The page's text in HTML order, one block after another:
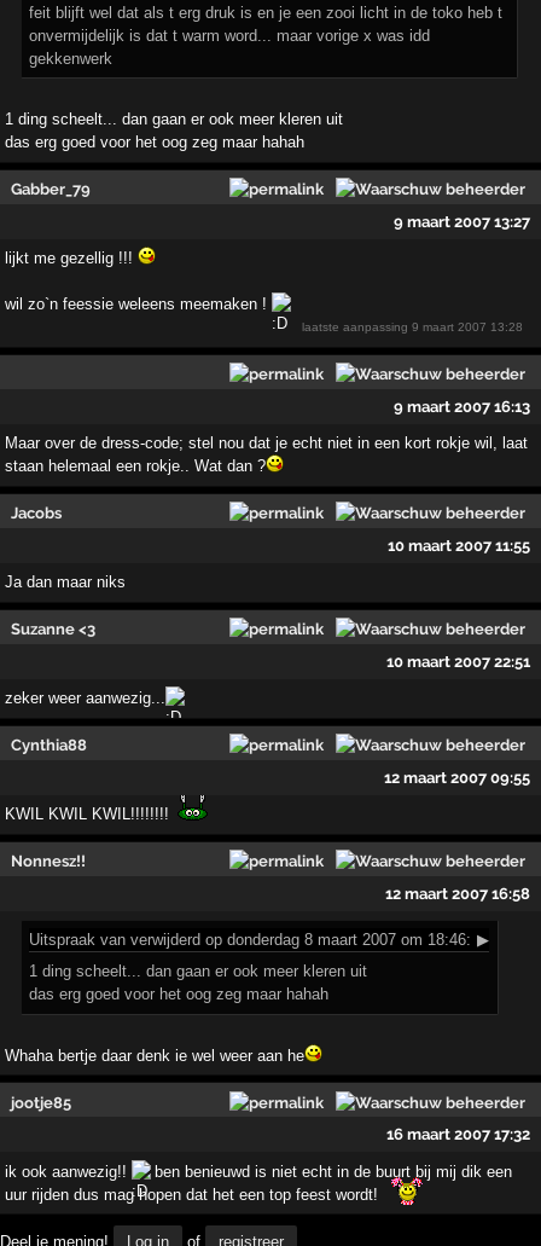
feit blijft wel dat als t erg druk is en je een zooi licht in de toko heb t
onvermijdelijk is dat t warm word... maar vorige x was idd
gekkenwerk
1 ding scheelt... dan gaan er ook meer kleren uit
das erg goed voor het oog zeg maar hahah
Gabber_79
9 maart 2007 13:27
lijkt me gezellig !!!
wil zo`n feessie weleens meemaken !
laatste aanpassing9 maart 2007 13:28
9 maart 2007 16:13
Maar over de dress-code; stel nou dat je echt niet in een kort rokje wil, laat
staan helemaal een rokje.. Wat dan ?
Jacobs
10 maart 2007 11:55
Ja dan maar niks
Suzanne <3
10 maart 2007 22:51
zeker weer aanwezig...
Cynthia88
12 maart 2007 09:55
KWIL KWIL KWIL!!!!!!!!
Nonnesz!!
12 maart 2007 16:58
Uitspraak van verwijderd op donderdag 8 maart 2007 om 18:46: ▶
1 ding scheelt... dan gaan er ook meer kleren uit
das erg goed voor het oog zeg maar hahah
Whaha bertje daar denk ie wel weer aan he
jootje85
16 maart 2007 17:32
ik ook aanwezig!!
ben benieuwd is niet echt in de buurt bij mij dik een
uur rijden dus mag hopen dat het een top feest wordt!
Deel je mening! Log in of registreer